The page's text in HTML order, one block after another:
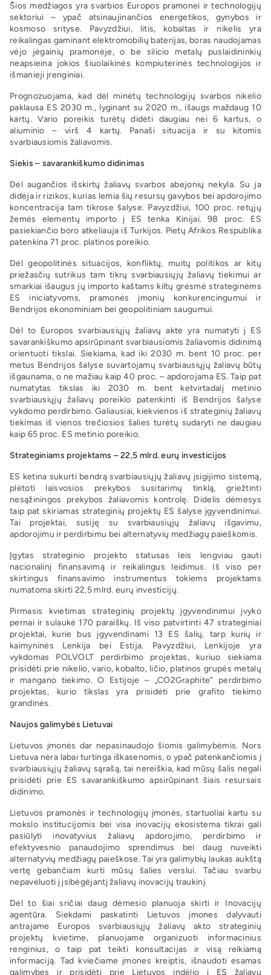
Šios medžiagos yra svarbios Europos pramonei ir technologijų
sektoriui – ypač atsinaujinančios energetikos, gynybos ir
kosmoso srityse. Pavyzdžiui, litis, kobaltas ir nikelis yra
reikalingas gaminant elektromobilių baterijas, boras naudojamas
vėjo jėgainių pramonėje, o be silicio metalų puslaidininkių
neapsieina jokios šiuolaikinės kompiuterinės technologijos ir
išmanieji įrenginiai.
Prognozuojama, kad dėl minėtų technologijų svarbos nikelio
paklausa ES 2030 m., lyginant su 2020 m., išaugs maždaug 10
kartų. Vario poreikis turėtų didėti daugiau nei 6 kartus, o
aliuminio – virš 4 kartų. Panaši situacija ir su kitomis
svarbiausiomis žaliavomis.
Siekis – savarankiškumo didinimas
Dėl augančios išskirtų žaliavų svarbos abejonių nekyla. Su ja
didėja ir rizikos, kurias lemia šių resursų gavybos bei apdorojimo
koncentracija tam tikrose šalyse. Pavyzdžiui, 100 proc. retųjų
žemės elementų importo į ES tenka Kinijai. 98 proc. ES
pasiekiančio boro atkeliauja iš Turkijos. Pietų Afrikos Respublika
patenkina 71 proc. platinos poreikio.
Dėl geopolitinės situacijos, konfliktų, muitų politikos ar kitų
priežasčių sutrikus tam tikrų svarbiausiųjų žaliavų tiekimui ar
smarkiai išaugus jų importo kaštams kiltų grėsmė strateginėms
ES iniciatyvoms, pramonės įmonių konkurencingumui ir
Bendrijos ekonominiam bei geopolitiniam saugumui.
Dėl to Europos svarbiausiųjų žaliavų akte yra numatyti į ES
savarankiškumo apsirūpinant svarbiausiomis žaliavomis didinimą
orientuoti tikslai. Siekiama, kad iki 2030 m. bent 10 proc. per
metus Bendrijos šalyse suvartojamų svarbiausiųjų žaliavų būtų
išgaunama, o ne mažiau kaip 40 proc. – apdorojama ES. Taip pat
numatytas tikslas iki 2030 m. bent ketvirtadalį metinio
svarbiausiųjų žaliavų poreikio patenkinti iš Bendrijos šalyse
vykdomo perdirbimo. Galiausiai, kiekvienos iš strateginių žaliavų
tiekimas iš vienos trečiosios šalies turėtų sudaryti ne daugiau
kaip 65 proc. ES metinio poreikio.
Strateginiams projektams – 22,5 mlrd. eurų investicijos
ES ketina sukurti bendrą svarbiausiųjų žaliavų įsigijimo sistemą,
plėtoti laisvosios prekybos susitarimų tinklą, griežtinti
nesąžiningos prekybos žaliavomis kontrolę. Didelis dėmesys
taip pat skiriamas strateginių projektų ES šalyse įgyvendinimui.
Tai projektai, susiję su svarbiausiųjų žaliavų išgavimu,
apdorojimu ir perdirbimu bei alternatyvių medžiagų paieškomis.
Įgytas strateginio projekto statusas leis lengviau gauti
nacionalinį finansavimą ir reikalingus leidimus. Iš viso per
skirtingus finansavimo instrumentus tokiems projektams
numatoma skirti 22,5 mlrd. eurų investicijų.
Pirmasis kvietimas strateginių projektų įgyvendinimui įvyko
pernai ir sulaukė 170 paraiškų. Iš viso patvirtinti 47 strateginiai
projektai, kurie bus įgyvendinami 13 ES šalių, tarp kurių ir
kaimyninės Lenkija bei Estija. Pavyzdžiui, Lenkijoje yra
vykdomas POLVOLT perdirbimo projektas, kuriuo siekiama
prisidėti prie nikelio, vario, kobalto, ličio, platinos grupės metalų
ir mangano tiekimo. O Estijoje – „CO2Graphite“ perdirbimo
projektas, kurio tikslas yra prisidėti prie grafito tiekimo
grandinės.
Naujos galimybės Lietuvai
Lietuvos įmonės dar nepasinaudojo šiomis galimybėmis. Nors
Lietuva nėra labai turtinga iškasenomis, o ypač patenkančiomis į
svarbiausiųjų žaliavų sąrašą, tai nereiškia, kad mūsų šalis negali
prisidėti prie ES savarankiškumo apsirūpinant šiais resursais
didinimo.
Lietuvos pramonės ir technologijų įmonės, startuoliai kartu su
mokslo institucijomis bei visa inovacijų ekosistema tikrai gali
pasiūlyti inovatyvius žaliavų apdorojimo, perdirbimo ir
efektyvesnio panaudojimo sprendimus bei daug nuveikti
alternatyvių medžiagų paieškose. Tai yra galimybių laukas aukštą
vertę gebančiam kurti mūsų šalies verslui. Tačiau svarbu
nepavėluoti į įsibėgėjantį žaliavų inovacijų traukinį.
Dėl to šiai sričiai daug dėmesio planuoja skirti ir Inovacijų
agentūra. Siekdami paskatinti Lietuvos įmones dalyvauti
antrajame Europos svarbiausiųjų žaliavų akto strateginių
projektų kvietime, planuojame organizuoti informacinius
renginius, o taip pat teikti konsultacijas ir visą reikiamą
informaciją. Tad kviečiame įmones kreiptis, išnaudoti esamas
galimybes ir prisidėti prie Lietuvos indėlio į ES žaliavų